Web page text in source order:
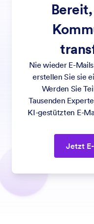
Nie wieder E-
erstellen Sie sie
Werden Sie
Tausenden
KI-gestützten E-
Jetzt